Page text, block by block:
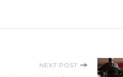
NEXT POST